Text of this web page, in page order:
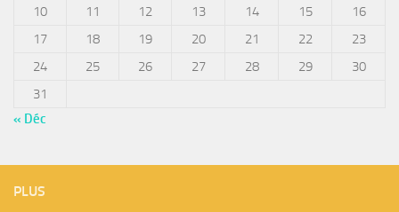
10
11 12 13 14 15
16
17
18 19 20 21 22
23
24
25 26 27 28 29
30
31
« Déc
PLUS